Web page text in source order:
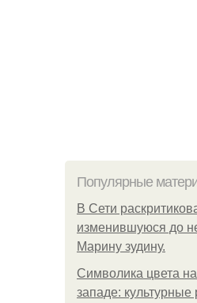
Популярные
В Сети
изменившуюся до
Марину зудину.
Символика цвета
западе: культурные